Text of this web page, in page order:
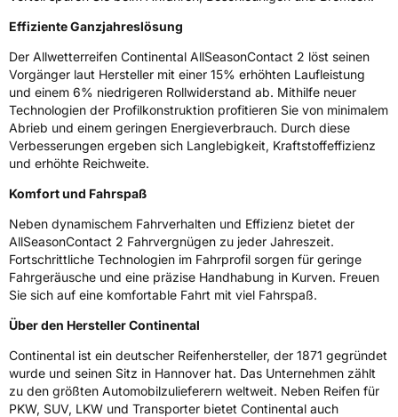
Effiziente Ganzjahreslösung
Der Allwetterreifen Continental AllSeasonContact 2 löst seinen
Vorgänger laut Hersteller mit einer 15% erhöhten Laufleistung
und einem 6% niedrigeren Rollwiderstand ab. Mithilfe neuer
Technologien der Profilkonstruktion profitieren Sie von minimalem
Abrieb und einem geringen Energieverbrauch. Durch diese
Verbesserungen ergeben sich Langlebigkeit, Kraftstoffeffizienz
und erhöhte Reichweite.
Komfort und Fahrspaß
Neben dynamischem Fahrverhalten und Effizienz bietet der
AllSeasonContact 2 Fahrvergnügen zu jeder Jahreszeit.
Fortschrittliche Technologien im Fahrprofil sorgen für geringe
Fahrgeräusche und eine präzise Handhabung in Kurven. Freuen
Sie sich auf eine komfortable Fahrt mit viel Fahrspaß.
Über den Hersteller Continental
Continental ist ein deutscher Reifenhersteller, der 1871 gegründet
wurde und seinen Sitz in Hannover hat. Das Unternehmen zählt
zu den größten Automobilzulieferern weltweit. Neben Reifen für
PKW, SUV, LKW und Transporter bietet Continental auch